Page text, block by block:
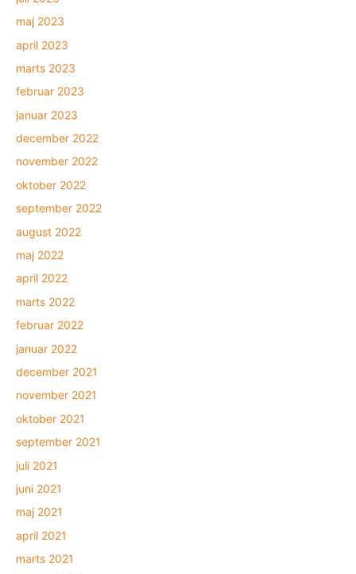
maj 2023
april 2023
marts 2023
februar 2023
januar 2023
december 2022
november 2022
oktober 2022
september 2022
august 2022
maj 2022
april 2022
marts 2022
februar 2022
januar 2022
december 2021
november 2021
oktober 2021
september 2021
juli 2021
juni 2021
maj 2021
april 2021
marts 2021